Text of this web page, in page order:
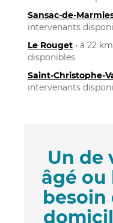
Sansac-de-
intervenants
Le Rouget • à 22
disponibles
Saint-Christophe-
intervenants
Un de
âgé ou
besoin